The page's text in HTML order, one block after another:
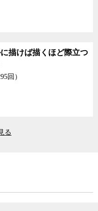
ームベースも必要だ。いつ
正規と非正規労働者に分断
大半の日本人が何の共同体
たない中で日々暮らしてい
体が伝統的に存在しない日
、自らそこに参加しようと
が壊れ続けているのか、
描けば描くほど際立つ
回）